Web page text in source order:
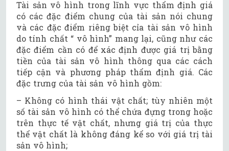
Tài sản vô hình trong lĩnh vực thẩm định giá
có các đặc điểm chung của tài sản nói chung
và các đặc điểm riêng biệt cỉa tài sản vô hình
do tính chất “ vô hình” mang lại, cũng như các
đặc điểm cần có để xác định được giá trị bằng
tiền của tài sản vô hình thông qua các cách
tiếp cận và phương pháp thẩm định giá. Các
đặc trưng của tài sản vô hình gồm:
– Không có hình thái vật chất; tùy nhiên một
số tài sản vô hình có thể chứa đựng trong hoặc
trên thực tế vật chất, nhưng giá trị của thực
thể vật chất là không đáng kể so với giá trị tài
sản vô hình;